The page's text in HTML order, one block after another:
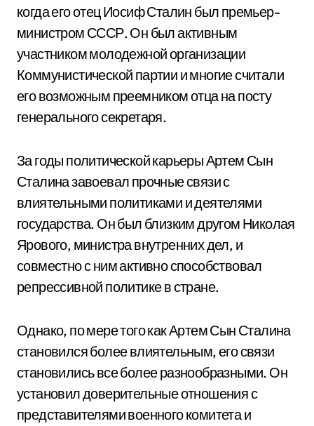
когда его отец Иосиф Сталин был премьер-
министром СССР. Он был активным
участником молодежной организации
Коммунистической партии и многие считали
его возможным преемником отца на посту
генерального секретаря.
За годы политической карьеры Артем Сын
Сталина завоевал прочные связи с
влиятельными политиками и деятелями
государства. Он был близким другом Николая
Ярового, министра внутренних дел, и
совместно с ним активно способствовал
репрессивной политике в стране.
Однако, по мере того как Артем Сын Сталина
становился более влиятельным, его связи
становились все более разнообразными. Он
установил доверительные отношения с
представителями военного комитета и